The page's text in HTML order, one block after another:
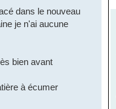
dans le nouveau
je n'ai aucune
bien avant
à écumer